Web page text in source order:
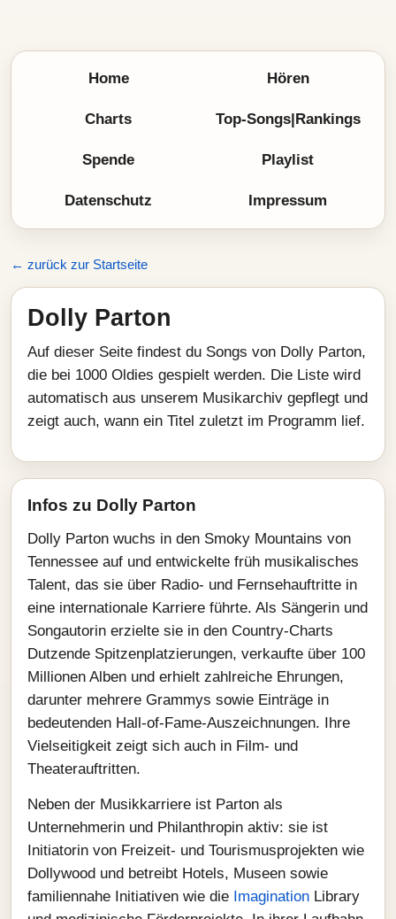
Home Hören
Charts Top-Songs|Rankings
Spende Playlist
Datenschutz Impressum
← zurück zur Startseite
Dolly Parton
Auf dieser Seite findest du Songs von Dolly Parton,
die bei 1000 Oldies gespielt werden. Die Liste wird
automatisch aus unserem Musikarchiv gepflegt und
zeigt auch, wann ein Titel zuletzt im Programm lief.
Infos zu Dolly Parton
Dolly Parton wuchs in den Smoky Mountains von
Tennessee auf und entwickelte früh musikalisches
Talent, das sie über Radio‑ und Fernsehauftritte in
eine internationale Karriere führte. Als Sängerin und
Songautorin erzielte sie in den Country‑Charts
Dutzende Spitzenplatzierungen, verkaufte über 100
Millionen Alben und erhielt zahlreiche Ehrungen,
darunter mehrere Grammys sowie Einträge in
bedeutenden Hall‑of‑Fame‑Auszeichnungen. Ihre
Vielseitigkeit zeigt sich auch in Film‑ und
Theaterauftritten.
Neben der Musikkarriere ist Parton als
Unternehmerin und Philanthropin aktiv: sie ist
Initiatorin von Freizeit‑ und Tourismusprojekten wie
Dollywood und betreibt Hotels, Museen sowie
familiennahe Initiativen wie die Imagination Library